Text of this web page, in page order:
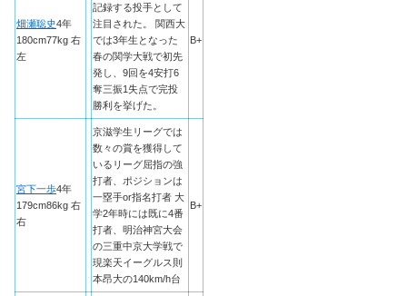
畑瀬聡史4年
180cm77kg 右
左
記録する投手として
注目された。 関西大
では3年生となった
春の関学大戦で初先
発し、9回を4安打6
奪三振1失点で完投
勝利を挙げた。
B+
宮下一歩4年
179cm86kg 右
右
京滋学生リーグでは
数々の賞を獲得して
いるリーグ屈指の強
打者、ポジションは
一塁手or指名打者 大
学2年時には既に4番
打者、明治神宮大会
の三重中京大学戦で
現楽天イーグルス則
本昂大の140km/h台
B+